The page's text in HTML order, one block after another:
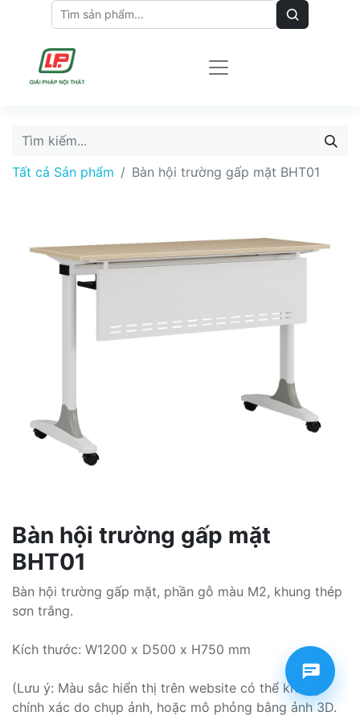
Tất cả Sản phẩm Bàn hội trường gấp mặt BHT01
Bàn hội trường gấp mặt
BHT01
Bàn hội trường gấp mặt, phần gỗ màu M2, khung thép
sơn trắng.
Kích thước: W1200 x D500 x H750 mm
(Lưu ý: Màu sắc hiển thị trên website có thể không
chính xác do chụp ảnh, hoặc mô phỏng bằng ảnh 3D.